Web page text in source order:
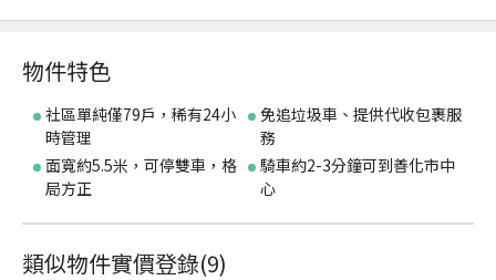
物件特色
社區單純僅79戶，稀有24小
時管理
免追垃圾車、提供代收包裹服
務
面寬約5.5米，可停雙車，格
局方正
騎車約2-3分鐘可到善化市中
心
類似物件實價登錄(9)